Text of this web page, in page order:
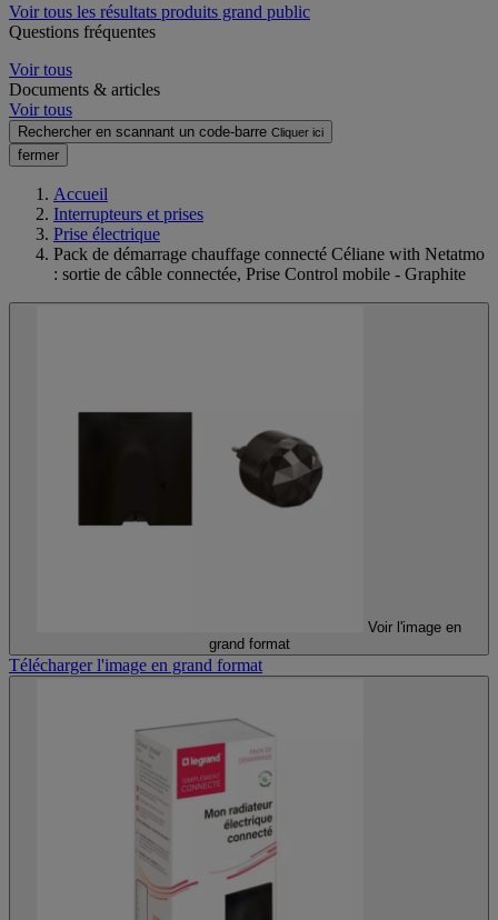
Voir tous les résultats produits grand public
Questions fréquentes
Voir tous
Documents & articles
Voir tous
Rechercher en scannant un code-barre Cliquer ici
fermer
Accueil
Interrupteurs et prises
Prise électrique
Pack de démarrage chauffage connecté Céliane with Netatmo
: sortie de câble connectée, Prise Control mobile - Graphite
Voir l'image en
grand format
Télécharger l'image en grand format